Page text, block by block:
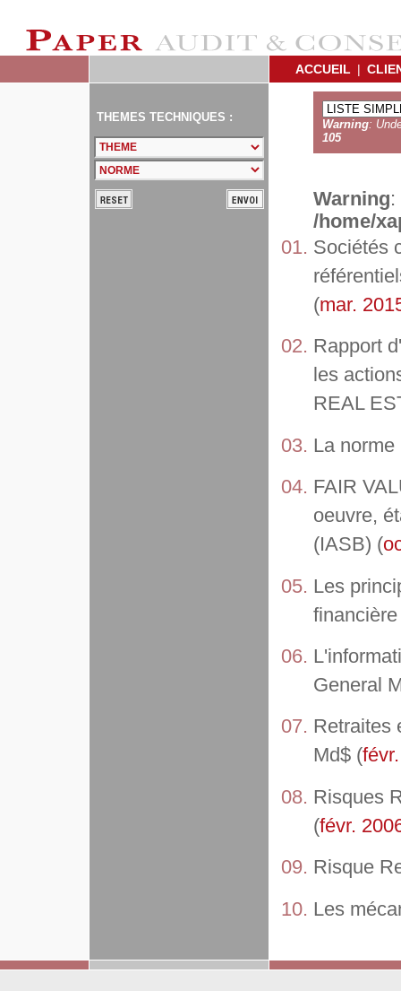
ACCUEIL |
THEMES TECHNIQUES :
Warning:
105
Warning:
/home/
Sociétés
(mar.
Rapport
les
REAL
La norme
FAIR
oeuvre,
(IASB) (
Les
General
Retraites
Md$ (
Risques
(févr.
Risque
Les